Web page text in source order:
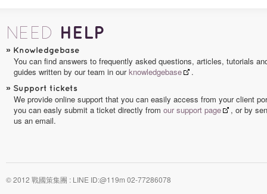
NEED HELP
» Knowledgebase
You can find answers to frequently asked questions, articles, tutorials
guides written by our team in ourknowledgebase .
» Support tickets
We provide online support that you can easily access from your client
you can easly submit a ticket directly from our support page
, or by
us an email.
© 2012 戰國策集團 : LINE ID:@119m 02-77286078